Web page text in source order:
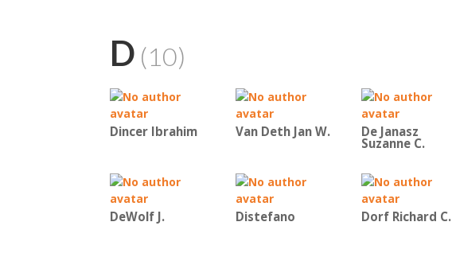
D (10)
Dincer Ibrahim Van Deth Jan W. De Janasz
Suzanne C.
DeWolf J. Distefano Dorf Richard C.